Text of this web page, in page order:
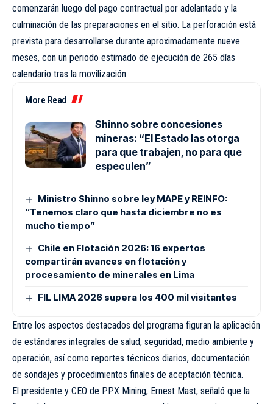
comenzarán luego del pago contractual por adelantado y la
culminación de las preparaciones en el sitio. La perforación está
prevista para desarrollarse durante aproximadamente nueve
meses, con un periodo estimado de ejecución de 265 días
calendario tras la movilización.
More Read
Shinno sobre concesiones
mineras: “El Estado las otorga
para que trabajen, no para que
especulen”
Ministro Shinno sobre ley MAPE y REINFO:
“Tenemos claro que hasta diciembre no es
mucho tiempo”
Chile en Flotación 2026: 16 expertos
compartirán avances en flotación y
procesamiento de minerales en Lima
FIL LIMA 2026 supera los 400 mil visitantes
Entre los aspectos destacados del programa figuran la aplicación
de estándares integrales de salud, seguridad, medio ambiente y
operación, así como reportes técnicos diarios, documentación
de sondajes y procedimientos finales de aceptación técnica.
El presidente y CEO de PPX Mining, Ernest Mast, señaló que la